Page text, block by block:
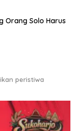
Orang Solo Harus
peristiwa